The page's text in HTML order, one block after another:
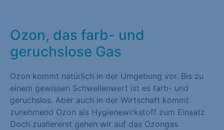
Ozon, das farb- und
geruchslose Gas
Ozon kommt natürlich in der Umgebung vor. Bis zu
einem gewissen Schwellenwert ist es farb- und
geruchslos. Aber auch in der Wirtschaft kommt
zunehmend Ozon als Hygienewirkstoff zum Einsatz.
Doch zuallererst gehen wir auf das Ozongas